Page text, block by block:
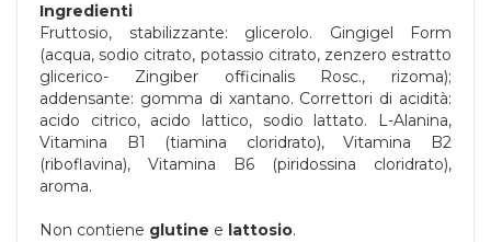
Ingredienti
Fruttosio, stabilizzante: glicerolo. Gingigel Form
(acqua, sodio citrato, potassio citrato, zenzero estratto
glicerico- Zingiber officinalis Rosc., rizoma);
addensante: gomma di xantano. Correttori di acidità:
acido citrico, acido lattico, sodio lattato. L-Alanina,
Vitamina B1 (tiamina cloridrato), Vitamina B2
(riboflavina), Vitamina B6 (piridossina cloridrato),
aroma.
Non contiene glutine e lattosio.